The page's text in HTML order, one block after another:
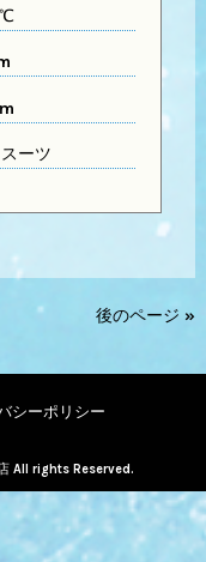
ーツ
後のページ »
シーポリシー
All rights Reserved.